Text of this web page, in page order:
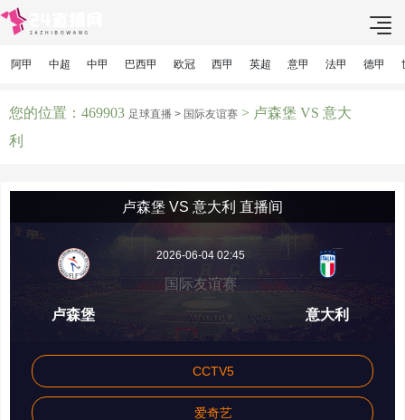
阿甲 中超 中甲 巴西甲 欧冠 西甲 英超 意甲 法甲 德甲
您的位置：469903 足球直播 > 国际友谊赛 > 卢森堡 VS 意大
利
卢森堡 VS 意大利 直播间
卢森堡
2026-06-04 02:45
国际友谊赛
意大利
CCTV5
爱奇艺